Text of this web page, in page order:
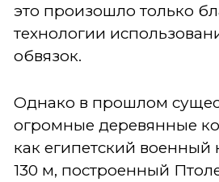
это произошло только
технологии
обвязок.
Однако в прошлом
огромные деревянные
как египетский
130 м, построенный